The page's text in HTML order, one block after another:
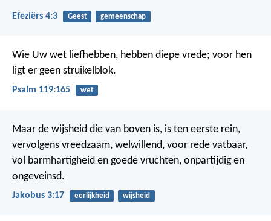
Efeziërs 4:3 Geest gemeenschap
Wie Uw wet liefhebben, hebben diepe vrede; voor hen
ligt er geen struikelblok.
Psalm 119:165 wet
Maar de wijsheid die van boven is, is ten eerste rein,
vervolgens vreedzaam, welwillend, voor rede vatbaar,
vol barmhartigheid en goede vruchten, onpartijdig en
ongeveinsd.
Jakobus 3:17 eerlijkheid wijsheid